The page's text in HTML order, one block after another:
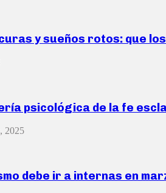
y sueños rotos: que
psicológica de la fe
2025
debe ir a internas en